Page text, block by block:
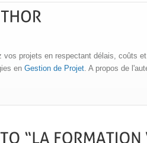
vos projets en respectant délais, coûts
en Gestion de Projet. A propos de